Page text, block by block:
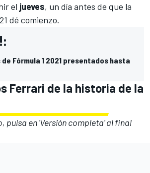
el jueves, un día antes de que la
dé comienzo.
Fórmula 1 2021 presentados hasta
Ferrari de la historia de la
pulsa en 'Versión completa' al final